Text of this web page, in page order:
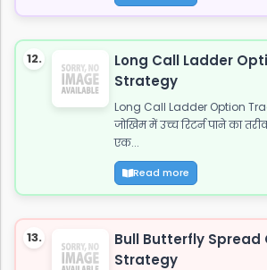
12.
Long Call Ladder
Strategy
Long Call Ladder Option
जोखिम में उच्च रिटर्न पाने का
एक...
Read more
13.
Bull Butterfly
Strategy